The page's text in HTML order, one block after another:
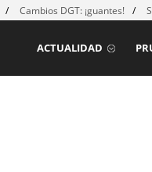
Cambios DGT: ¡guantes!
ACTUALIDAD